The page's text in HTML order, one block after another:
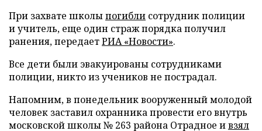
При захвате школыпогибли сотрудник полиции
и учитель, еще один страж порядка получил
ранения, передаетРИА «Новости».
Все дети были эвакуированы сотрудниками
полиции, никто из учеников не пострадал.
Напомним, в понедельник вооруженный молодой
человек заставил охранника провести его внутрь
московской школы № 263 района Отрадное ивзял